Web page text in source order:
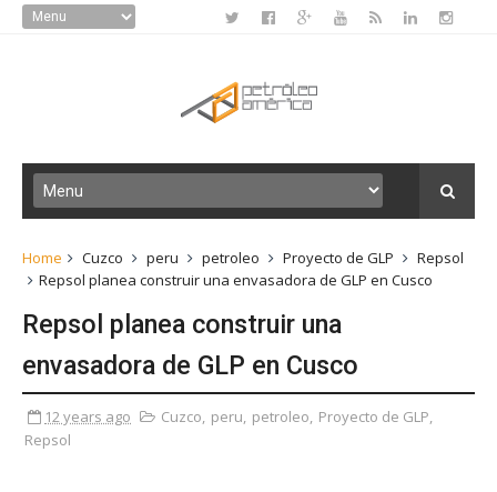
Home Cuzco peru petroleo Proyecto de GLP
Repsol
Repsol planea construir una envasadora de GLP en Cusco
Repsol planea construir una
envasadora de GLP en Cusco
12 years ago Cuzco, peru, petroleo, Proyecto de GLP,
Repsol